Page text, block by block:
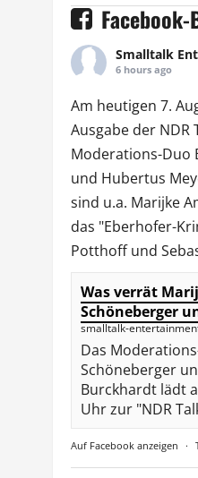
Smalltalk
6 hours ago
Am heutigen 7.
Ausgabe der NDR
Moderations-Duo
und Hubertus
sind u.a. Marijke
das "Eberhofer-
Potthoff und
Was verrät
Schöneberger
smalltalk-
Das
Schöneberger
Burckhardt lädt
Uhr zur "NDR
Auf Facebook anzeigen ·